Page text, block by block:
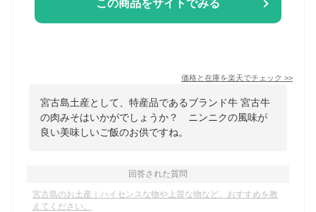
この商品をサイトでみる
価格と在庫を楽天でチェック >>
宮古島土産として、特産品であるブランド牛 宮古牛
の肉みそはいかがでしょうか？ ニンニクの風味が
良い美味しいご飯のお供ですね。
回答された質問
宮古島のお土産｜ハイセンスな物や上質な物など、おすすめを教
えてください。